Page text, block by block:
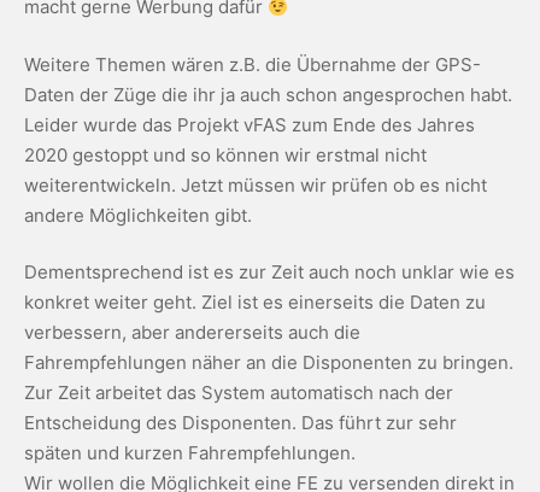
macht gerne Werbung dafür
Weitere Themen wären z.B. die Übernahme der GPS-
Daten der Züge die ihr ja auch schon angesprochen habt.
Leider wurde das Projekt vFAS zum Ende des Jahres
2020 gestoppt und so können wir erstmal nicht
weiterentwickeln. Jetzt müssen wir prüfen ob es nicht
andere Möglichkeiten gibt.
Dementsprechend ist es zur Zeit auch noch unklar wie es
konkret weiter geht. Ziel ist es einerseits die Daten zu
verbessern, aber andererseits auch die
Fahrempfehlungen näher an die Disponenten zu bringen.
Zur Zeit arbeitet das System automatisch nach der
Entscheidung des Disponenten. Das führt zur sehr
späten und kurzen Fahrempfehlungen.
Wir wollen die Möglichkeit eine FE zu versenden direkt in